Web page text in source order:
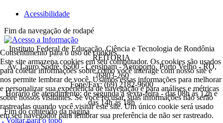
Acessibilidade
Fim da navegação de rodapé
Instituto Federal de Educação, Ciência e Tecnologia de Rondônia
REITORIA
Av. Lauro Sodré, 6500 - Censipam - Aeroporto, Porto Velho - RO,
76803-260
Fone/Fax: (69) 2182-9600
Horário de atendimento: de segunda a sexta-feira - das 08h às 12h e
das 14h às 18h
Fim do conteúdo da página
Voltar para o topo
Consentimento para o uso de cookies
Este site armazena cookies em seu computador. Os cookies são usados
para coletar informações sobre como você interage com nosso site e
nos permite lembrar de você. Usamos essas informações para melhorar
e personalizar sua experiência de navegação e para análises e métricas
sobre nossos visitantes. Se você recusar, suas informações não serão
rastreadas quando você visitar este site. Um único cookie será usado
em seu navegador para lembrar sua preferência de não ser rastreado.